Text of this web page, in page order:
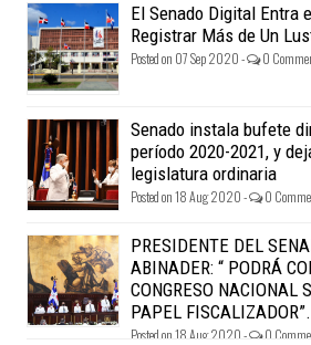
El Senado Digital Entra
Registrar Más de Un
Posted on 07 Sep 2020 - 0
Senado instala bufete
período 2020-2021, y
legislatura ordinaria
Posted on 18 Aug 2020 - 0
PRESIDENTE DEL
ABINADER: “ PODRÁ
CONGRESO NACIONAL
PAPEL FISCALIZADOR”.
Posted on 18 Aug 2020 - 0